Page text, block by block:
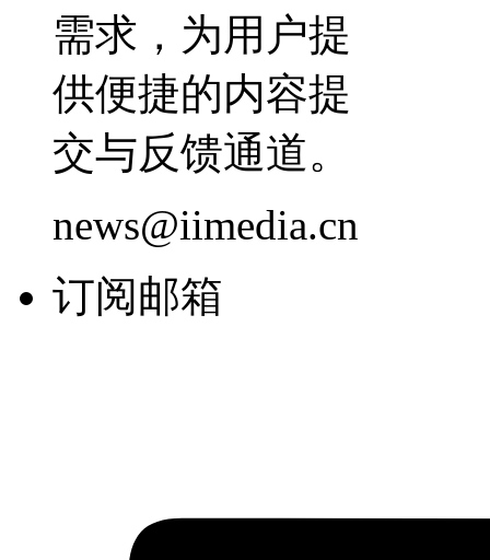
需求，为用户提
供便捷的内容提
交与反馈通道。
news@iimedia.cn
订阅邮箱